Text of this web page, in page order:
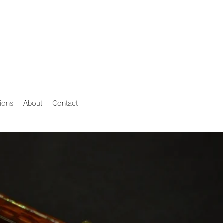
About Contact